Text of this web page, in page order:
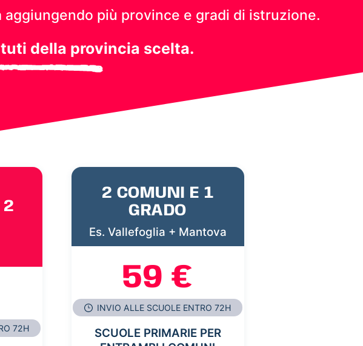
più province e gradi di istruzione.
della provincia scelta.
2
72H
2 COMUNI E 1
GRADO
Es. Vallefoglia + Mantova
59 €
INVIO ALLE SCUOLE ENTRO 72H
SCUOLE PRIMARIE PER